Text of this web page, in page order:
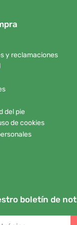
y reclamaciones
del pie
de cookies
boletín de